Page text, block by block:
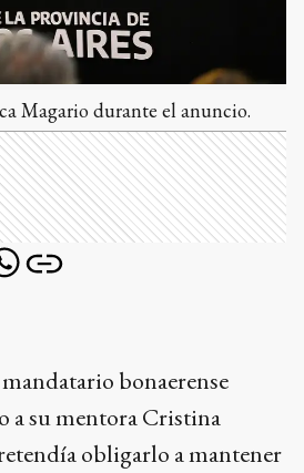
Magario durante el anuncio.
bonaerense
a su mentora Cristina
obligarlo a mantener